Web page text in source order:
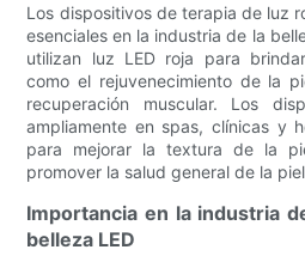
Los dispositivos de terapia de luz
esenciales en la industria de la
utilizan luz LED roja para
como el rejuvenecimiento de la
recuperación muscular. Los
ampliamente en spas, clínicas y
para mejorar la textura de la
promover la salud general de la
Importancia en la industria
belleza LED